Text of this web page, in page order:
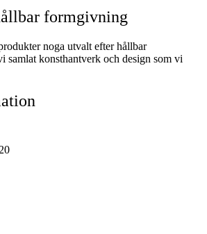
produktsidan
formgivning
noga utvalt efter hållbar
samlat konsthantverk och design som vi